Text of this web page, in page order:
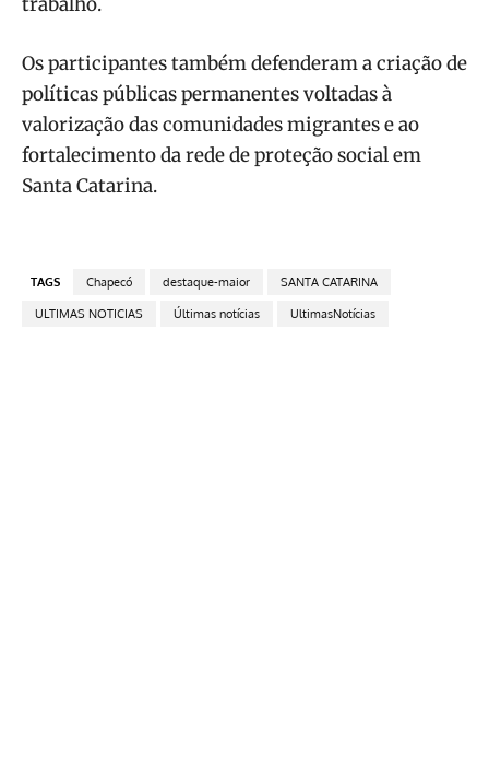
Os participantes também defenderam a criação de
políticas públicas permanentes voltadas à
valorização das comunidades migrantes e ao
fortalecimento da rede de proteção social em
Santa Catarina.
TAGS Chapecó destaque-maior SANTA CATARINA
ULTIMAS NOTICIAS Últimas notícias UltimasNotícias